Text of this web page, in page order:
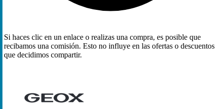
Si haces clic en un enlace o realizas una compra, es posible que
recibamos una comisión. Esto no influye en las ofertas o descuentos
que decidimos compartir.